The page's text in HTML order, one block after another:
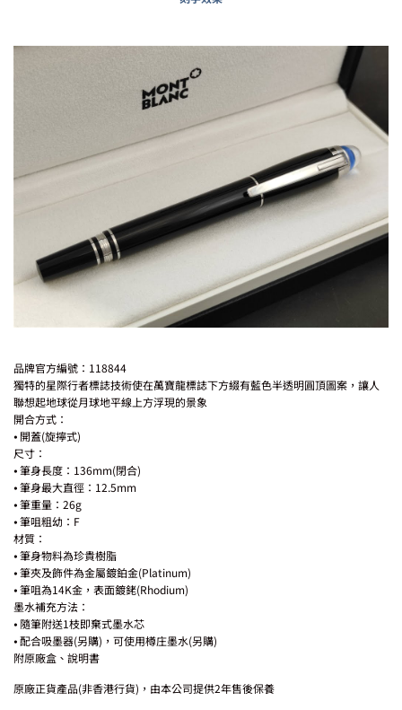
品牌官方編號：118844
獨特的星際行者標誌技術使在萬寶龍標誌下方綴有藍色半透明圓頂圖案，讓人
聯想起地球從月球地平線上方浮現的景象
開合方式：
⦁ 開蓋(旋擰式)
尺寸：
⦁ 筆身長度：136mm(閉合)
⦁ 筆身最大直徑：12.5mm
⦁ 筆重量：26g
⦁ 筆咀粗幼：F
材質：
⦁ 筆身物料為珍貴樹脂
⦁ 筆夾及飾件為金屬鍍鉑金(Platinum)
⦁ 筆咀為14K金，表面鍍銠(Rhodium)
墨水補充方法：
⦁ 隨筆附送1枝即棄式墨水芯
⦁ 配合吸墨器(另購)，可使用樽庄墨水(另購)
附原廠盒、說明書
原廠正貨產品(非香港行貨)，由本公司提供2年售後保養